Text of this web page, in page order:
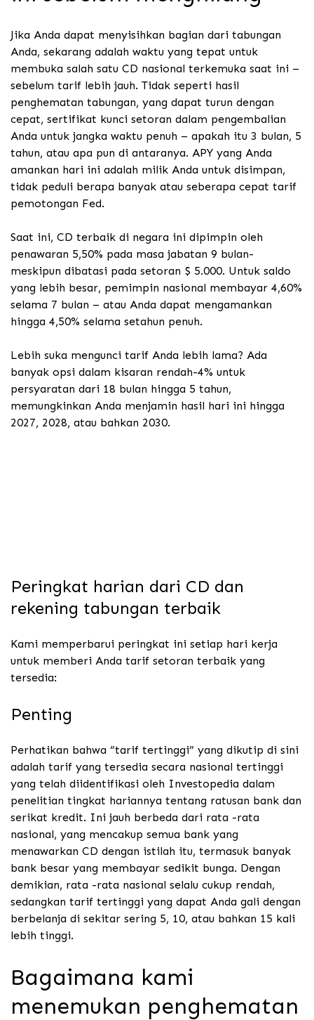
Jika Anda dapat menyisihkan bagian dari tabungan
Anda, sekarang adalah waktu yang tepat untuk
membuka salah satu CD nasional terkemuka saat ini –
sebelum tarif lebih jauh. Tidak seperti hasil
penghematan tabungan, yang dapat turun dengan
cepat, sertifikat kunci setoran dalam pengembalian
Anda untuk jangka waktu penuh – apakah itu 3 bulan, 5
tahun, atau apa pun di antaranya. APY yang Anda
amankan hari ini adalah milik Anda untuk disimpan,
tidak peduli berapa banyak atau seberapa cepat tarif
pemotongan Fed.
Saat ini, CD terbaik di negara ini dipimpin oleh
penawaran 5,50% pada masa jabatan 9 bulan-
meskipun dibatasi pada setoran $ 5.000. Untuk saldo
yang lebih besar, pemimpin nasional membayar 4,60%
selama 7 bulan – atau Anda dapat mengamankan
hingga 4,50% selama setahun penuh.
Lebih suka mengunci tarif Anda lebih lama? Ada
banyak opsi dalam kisaran rendah-4% untuk
persyaratan dari 18 bulan hingga 5 tahun,
memungkinkan Anda menjamin hasil hari ini hingga
2027, 2028, atau bahkan 2030.
Peringkat harian dari CD dan
rekening tabungan terbaik
Kami memperbarui peringkat ini setiap hari kerja
untuk memberi Anda tarif setoran terbaik yang
tersedia:
Penting
Perhatikan bahwa “tarif tertinggi” yang dikutip di sini
adalah tarif yang tersedia secara nasional tertinggi
yang telah diidentifikasi oleh Investopedia dalam
penelitian tingkat hariannya tentang ratusan bank dan
serikat kredit. Ini jauh berbeda dari rata -rata
nasional, yang mencakup semua bank yang
menawarkan CD dengan istilah itu, termasuk banyak
bank besar yang membayar sedikit bunga. Dengan
demikian, rata -rata nasional selalu cukup rendah,
sedangkan tarif tertinggi yang dapat Anda gali dengan
berbelanja di sekitar sering 5, 10, atau bahkan 15 kali
lebih tinggi.
Bagaimana kami
menemukan penghematan